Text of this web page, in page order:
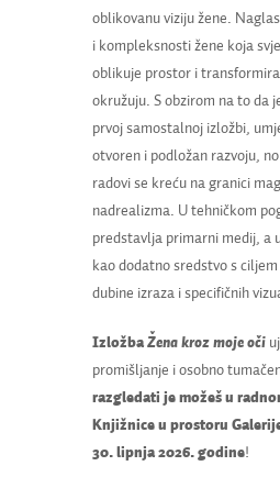
oblikovanu viziju žene.
i kompleksnosti žene koja
oblikuje prostor i
okružuju. S obzirom na to da
prvoj samostalnoj izložbi,
otvoren i podložan razvoju,
radovi se kreću na granici
nadrealizma. U tehničkom
predstavlja primarni medij, a
kao dodatno sredstvo s
dubine izraza i specifičnih
Izložba Žena kroz moje oči
promišljanje i osobno
razgledati je možeš u
Knjižnice u prostoru
30. lipnja 2026. godine!